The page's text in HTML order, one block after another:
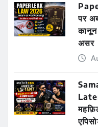
पर
कानून
असर